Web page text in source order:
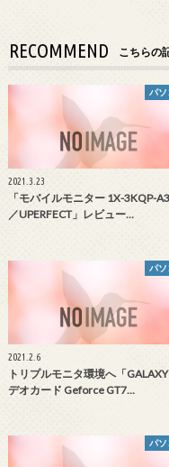
RECOMMEND こちらの
パソ
2021.3.23
「モバイルモニター 1X-3KQP-
／UPERFECT」レビュー…
パソ
2021.2.6
トリプルモニタ環境へ「
デオカード Geforce GT7…
パソ